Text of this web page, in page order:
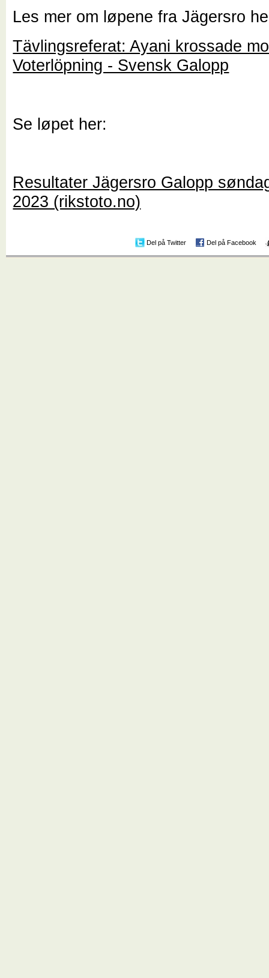
Les mer om løpene fra Jägersro
Tävlingsreferat: Ayani krossade
Voterlöpning - Svensk Galopp
Se løpet her:
Resultater Jägersro Galopp
2023 (rikstoto.no)
Del på Twitter Del på Facebook